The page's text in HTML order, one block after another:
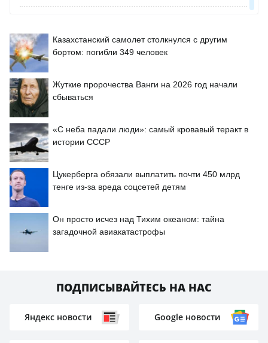
Казахстанский самолет столкнулся с другим
бортом: погибли 349 человек
Жуткие пророчества Ванги на 2026 год начали
сбываться
«С неба падали люди»: самый кровавый теракт в
истории СССР
Цукерберга обязали выплатить почти 450 млрд
тенге из-за вреда соцсетей детям
Он просто исчез над Тихим океаном: тайна
загадочной авиакатастрофы
ПОДПИСЫВАЙТЕСЬ НА НАС
Яндекс новости Google новости